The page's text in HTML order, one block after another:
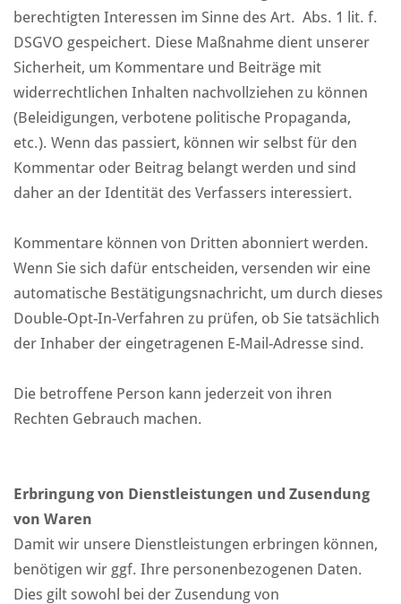
berechtigten Interessen im Sinne des Art. Abs. 1 lit. f.
DSGVO gespeichert. Diese Maßnahme dient unserer
Sicherheit, um Kommentare und Beiträge mit
widerrechtlichen Inhalten nachvollziehen zu können
(Beleidigungen, verbotene politische Propaganda,
etc.). Wenn das passiert, können wir selbst für den
Kommentar oder Beitrag belangt werden und sind
daher an der Identität des Verfassers interessiert.
Kommentare können von Dritten abonniert werden.
Wenn Sie sich dafür entscheiden, versenden wir eine
automatische Bestätigungsnachricht, um durch dieses
Double-Opt-In-Verfahren zu prüfen, ob Sie tatsächlich
der Inhaber der eingetragenen E-Mail-Adresse sind.
Die betroffene Person kann jederzeit von ihren
Rechten Gebrauch machen.
Erbringung von Dienstleistungen und Zusendung
von Waren
Damit wir unsere Dienstleistungen erbringen können,
benötigen wir ggf. Ihre personenbezogenen Daten.
Dies gilt sowohl bei der Zusendung von